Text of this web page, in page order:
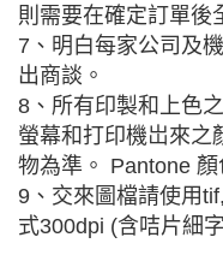
則需要在確定訂單後
7、明白每家公司及
出商談。
8、所有印製和上色
螢幕和打印機岀來之
物為準。 Pantone 顏
9、交來圖檔請使用
式300dpi (含咭片細